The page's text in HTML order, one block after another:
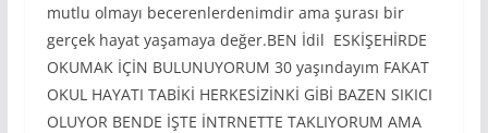
mutlu olmayı becerenlerdenimdir ama şurası bir
gerçek hayat yaşamaya değer.BEN İdil ESKİŞEHİRDE
OKUMAK İÇİN BULUNUYORUM 30 yaşındayım FAKAT
OKUL HAYATI TABİKİ HERKESİZİNKİ GİBİ BAZEN SIKICI
OLUYOR BENDE İŞTE İNTRNETTE TAKLIYORUM AMA